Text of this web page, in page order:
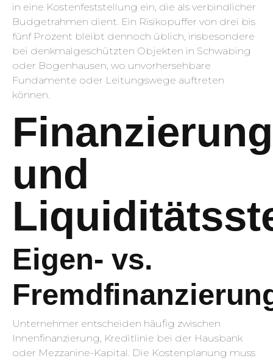
in eine Kostenfeststellung ein, die als verbindlicher
Budgetrahmen dient. Ein Risikopuffer von drei bis
fünf Prozent bleibt dennoch üblich, insbesondere
bei denkmalgeschützten Objekten in Schwabing
oder Bogenhausen, wo unvorhersehbare
Fundamente oder Leitungswege auftreten
können.
Finanzierung
und
Eigen- vs.
Unternehmer entscheiden häufig zwischen
Innenfinanzierung, Kreditlinie bei der Hausbank
oder Mezzanine-Kapital. Die Kostenplanung muss